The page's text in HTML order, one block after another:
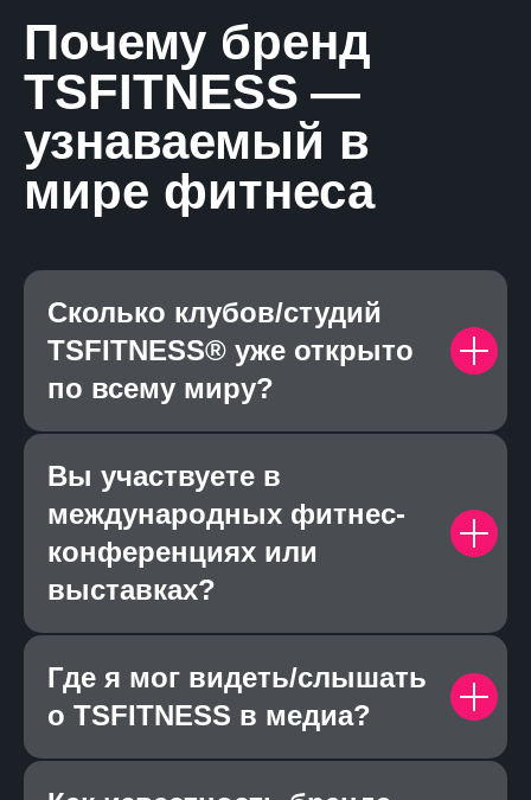
Почему бренд
TSFITNESS —
узнаваемый в
мире фитнеса
Сколько клубов/студий
TSFITNESS® уже открыто
по всему миру?
Вы участвуете в
международных фитнес-
конференциях или
выставках?
Где я мог видеть/слышать
о TSFITNESS в медиа?